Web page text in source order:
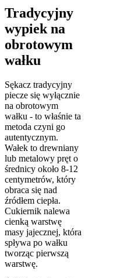
Tradycyjny
wypiek na
obrotowym
wałku
Sękacz tradycyjny
piecze się wyłącznie
na obrotowym
wałku - to właśnie ta
metoda czyni go
autentycznym.
Wałek to drewniany
lub metalowy pręt o
średnicy około 8-12
centymetrów, który
obraca się nad
źródłem ciepła.
Cukiernik nalewa
cienką warstwę
masy jajecznej, która
spływa po wałku
tworząc pierwszą
warstwę.